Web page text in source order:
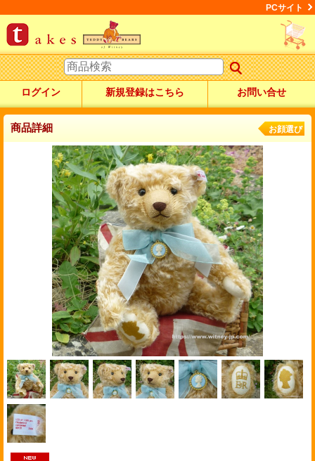
PCサイト
ログイン 新規登録はこちら お問い合せ
商品詳細 お顔選び